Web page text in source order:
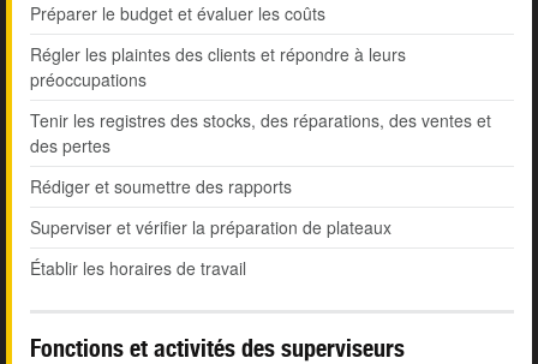
Préparer le budget et évaluer les coûts
Régler les plaintes des clients et répondre à leurs
préoccupations
Tenir les registres des stocks, des réparations, des ventes et
des pertes
Rédiger et soumettre des rapports
Superviser et vérifier la préparation de plateaux
Établir les horaires de travail
Fonctions et activités des superviseurs